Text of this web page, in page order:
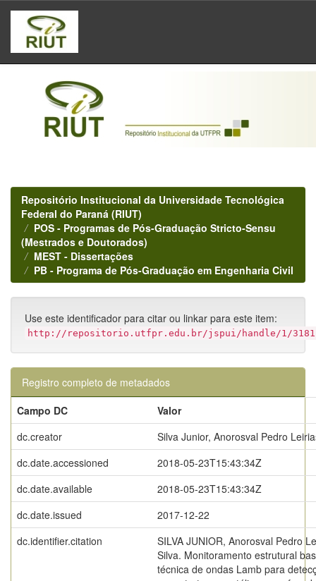
Skip
navigation
Repositório Institucional da Universidade Tecnológica
Federal do Paraná (RIUT)
POS - Programas de Pós-Graduação Stricto-Sensu
(Mestrados e Doutorados)
MEST - Dissertações
PB - Programa de Pós-Graduação em Engenharia Civil
Use este identificador para citar ou linkar para este item:
http://repositorio.utfpr.edu.br/jspui/handle/1/3181
Registro completo de metadados
Campo DC
Valor
dc.creator
Silva Junior, Anorosval Pedro
dc.date.accessioned
2018-05-23T15:43:34Z
dc.date.available
2018-05-23T15:43:34Z
dc.date.issued
2017-12-22
dc.identifier.citation
SILVA JUNIOR, Anorosval Pedro
Silva. Monitoramento estrutural
técnica de ondas Lamb para